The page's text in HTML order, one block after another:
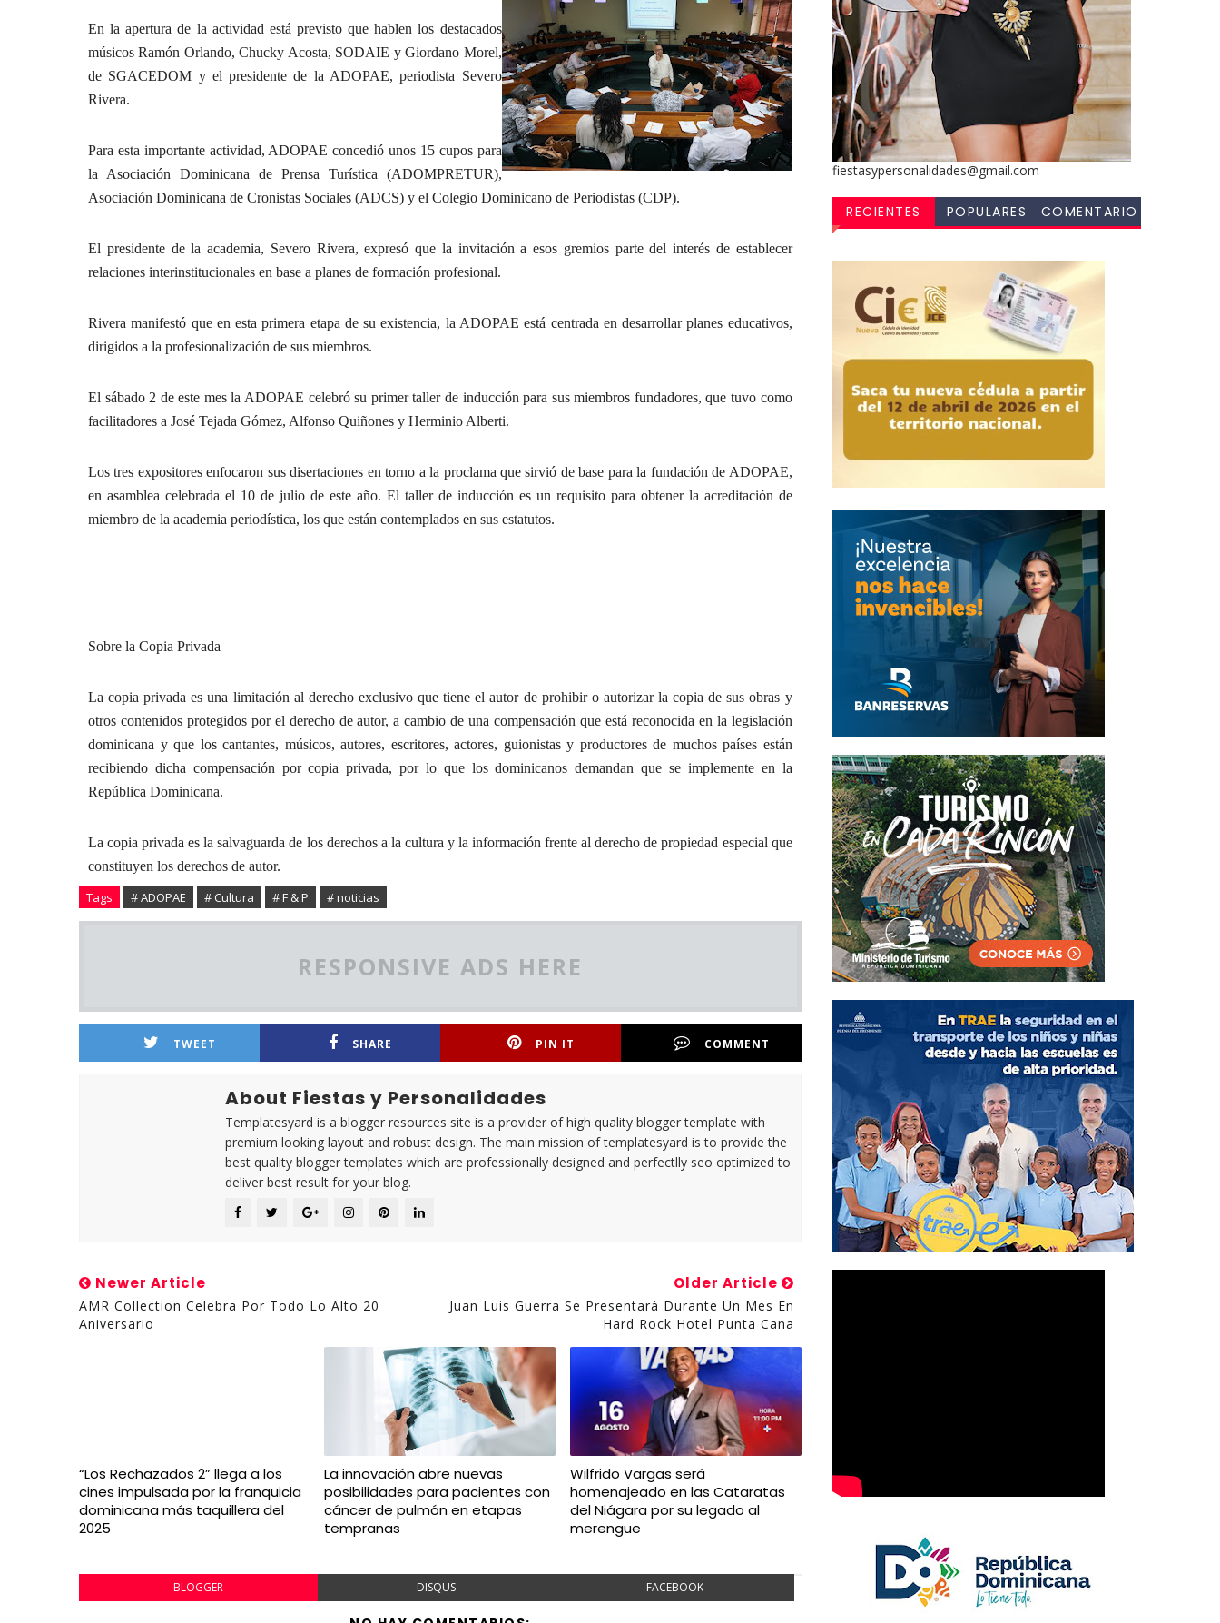
En la apertura de la actividad está previsto que hablen los destacados
músicos Ramón Orlando, Chucky Acosta, SODAIE y Giordano Morel,
de SGACEDOM y el presidente de la ADOPAE, periodista Severo
Rivera.
Para esta importante actividad, ADOPAE concedió unos 15 cupos para
la Asociación Dominicana de Prensa Turística (ADOMPRETUR),
Asociación Dominicana de Cronistas Sociales (ADCS) y el Colegio Dominicano de Periodistas (CDP).
El presidente de la academia, Severo Rivera, expresó que la invitación a esos gremios parte del interés de establecer
relaciones interinstitucionales en base a planes de formación profesional.
Rivera manifestó que en esta primera etapa de su existencia, la ADOPAE está centrada en desarrollar planes educativos,
dirigidos a la profesionalización de sus miembros.
El sábado 2 de este mes la ADOPAE celebró su primer taller de inducción para sus miembros fundadores, que tuvo como
facilitadores a José Tejada Gómez, Alfonso Quiñones y Herminio Alberti.
Los tres expositores enfocaron sus disertaciones en torno a la proclama que sirvió de base para la fundación de ADOPAE,
en asamblea celebrada el 10 de julio de este año. El taller de inducción es un requisito para obtener la acreditación de
miembro de la academia periodística, los que están contemplados en sus estatutos.
Sobre la Copia Privada
La copia privada es una limitación al derecho exclusivo que tiene el autor de prohibir o autorizar la copia de sus obras y
otros contenidos protegidos por el derecho de autor, a cambio de una compensación que está reconocida en la legislación
dominicana y que los cantantes, músicos, autores, escritores, actores, guionistas y productores de muchos países están
recibiendo dicha compensación por copia privada, por lo que los dominicanos demandan que se implemente en la
República Dominicana.
La copia privada es la salvaguarda de los derechos a la cultura y la información frente al derecho de propiedad especial que
constituyen los derechos de autor.
Tags # ADOPAE # Cultura # F & P # noticias
RESPONSIVE ADS HERE
TWEET SHARE PIN IT COMMENT
About Fiestas y Personalidades
Templatesyard is a blogger resources site is a provider of high quality blogger template with
premium looking layout and robust design. The main mission of templatesyard is to provide the
best quality blogger templates which are professionally designed and perfectlly seo optimized to
deliver best result for your blog.
Newer Article
AMR Collection Celebra Por Todo Lo Alto 20
Aniversario
Older Article
Juan Luis Guerra Se Presentará Durante Un Mes En
Hard Rock Hotel Punta Cana
“Los Rechazados 2” llega a los
cines impulsada por la franquicia
dominicana más taquillera del
2025
La innovación abre nuevas
posibilidades para pacientes con
cáncer de pulmón en etapas
tempranas
Wilfrido Vargas será
homenajeado en las Cataratas
del Niágara por su legado al
merengue
BLOGGER DISQUS FACEBOOK
fiestasypersonalidades@gmail.com
RECIENTES POPULARES
COMENTARIO